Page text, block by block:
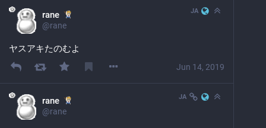
rane
@rane
JA
ヤスアキたのむよ
Jun 14, 2019
rane
@rane
JA